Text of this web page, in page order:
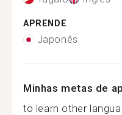
APRENDE
Japonês
Minhas metas de
to learn other